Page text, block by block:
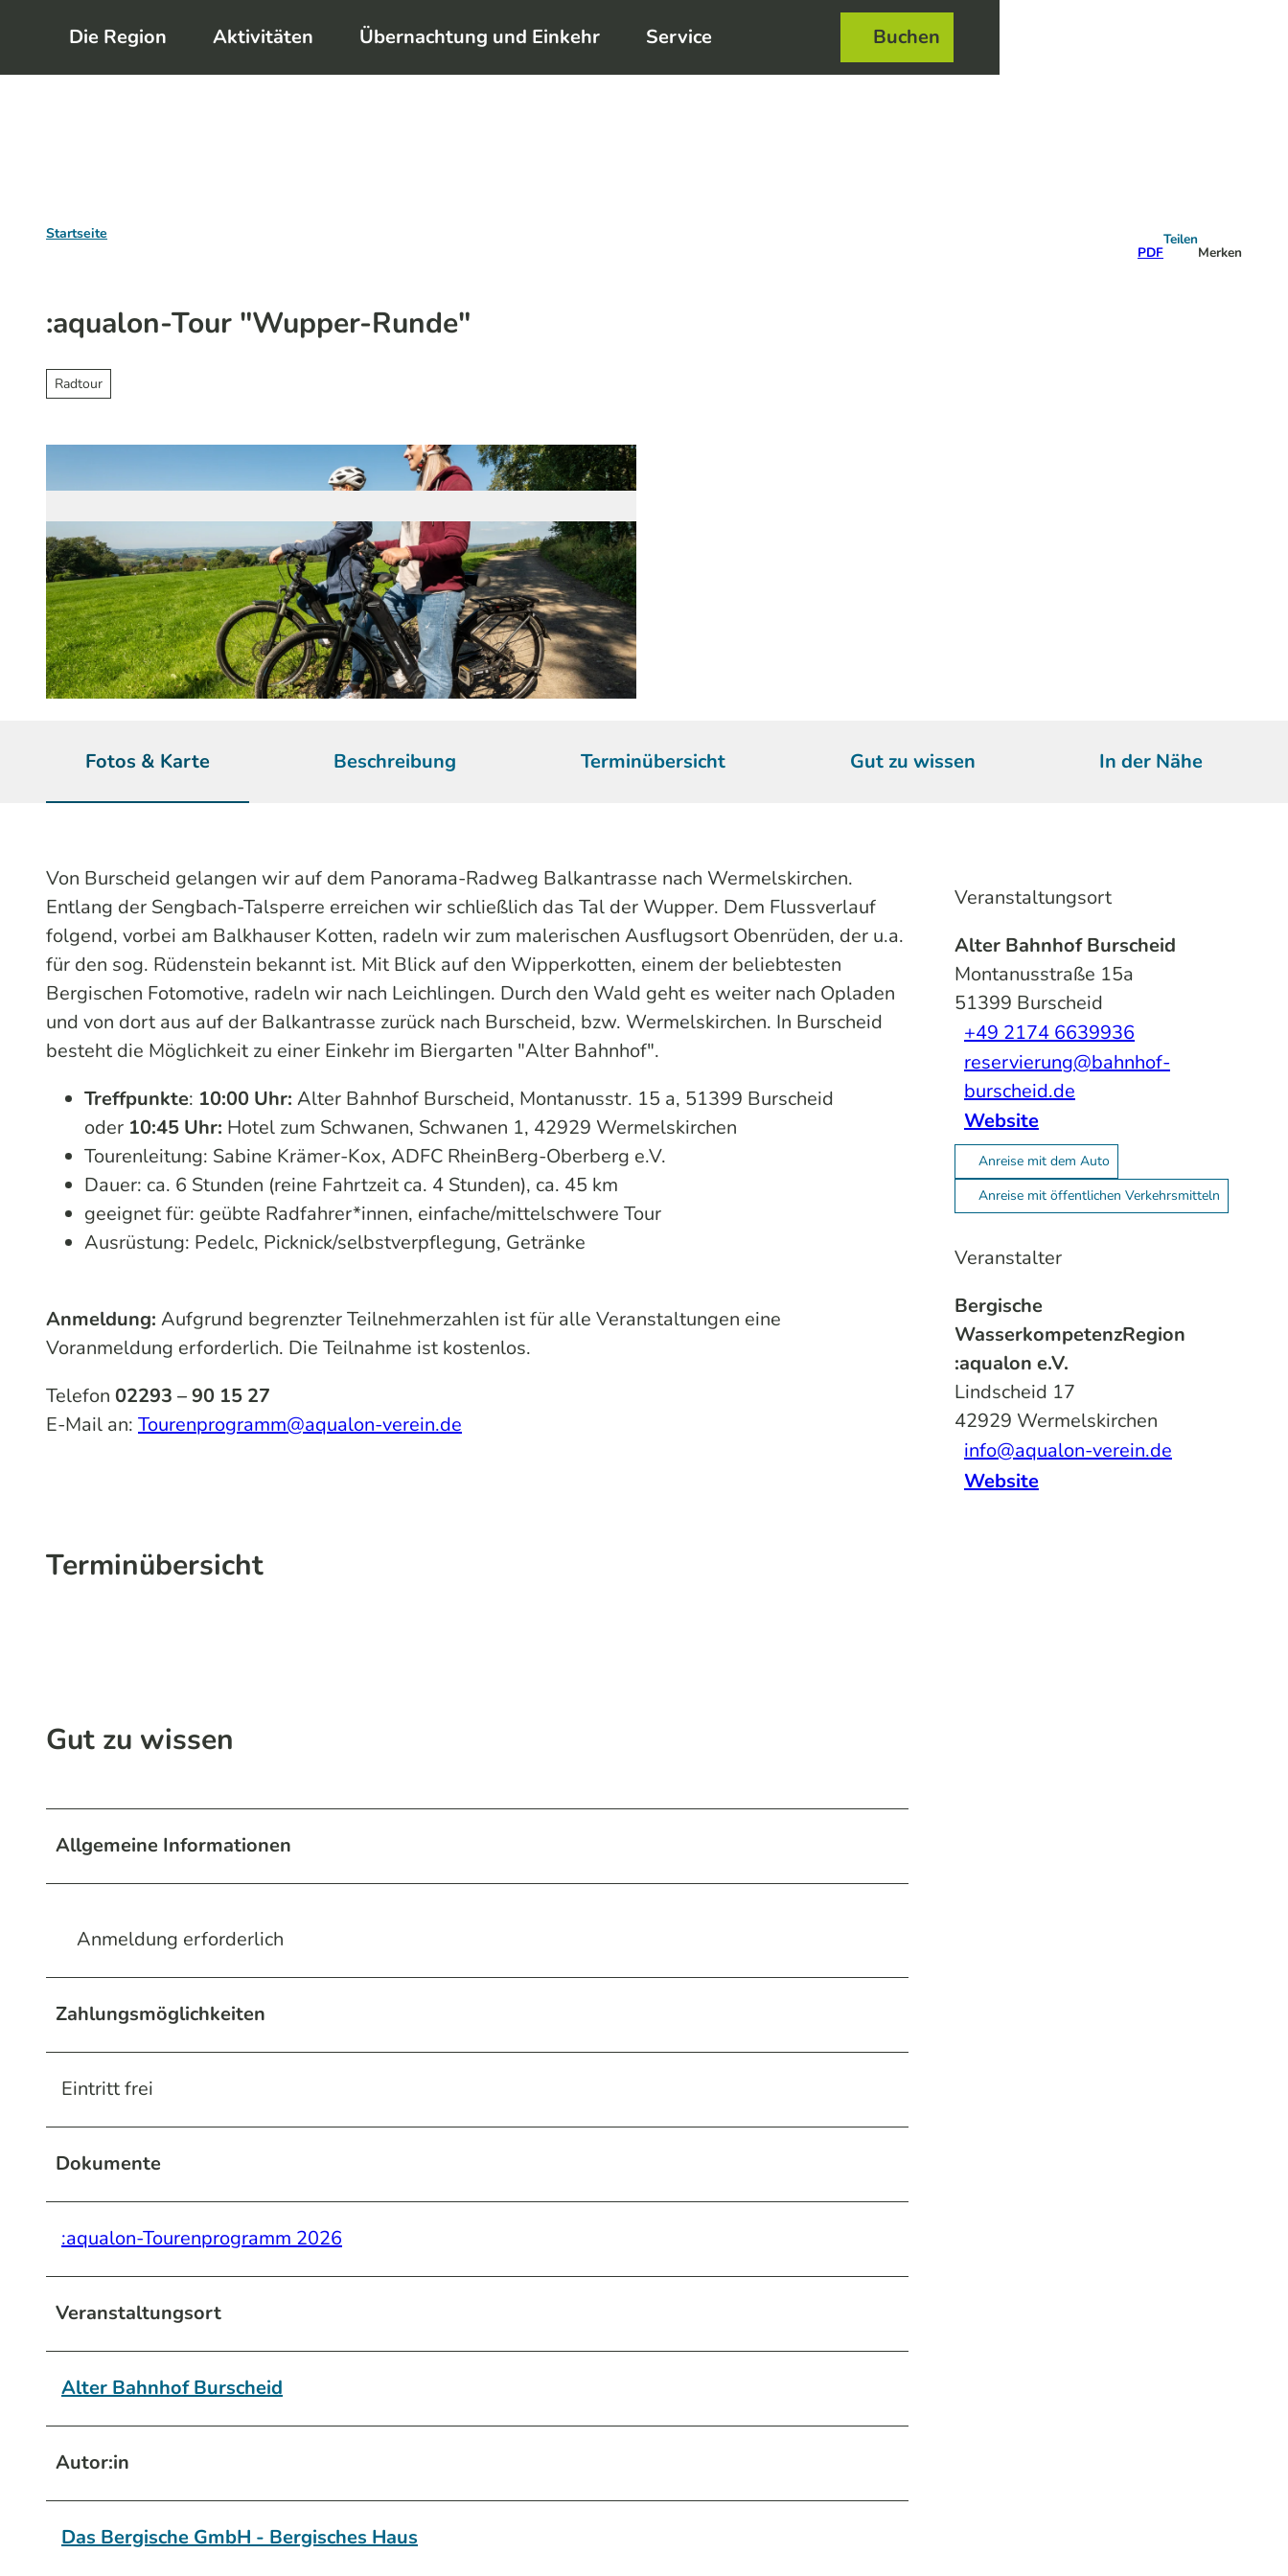
m
Die Region Aktivitäten Übernachtung und Einkehr Service Buchen
Startseite
PDF
Teilen
Merken
:aqualon-Tour "Wupper-Runde"
Radtour
Fotos & Karte Beschreibung Terminübersicht Gut zu wissen In der Nähe
Von Burscheid gelangen wir auf dem Panorama-Radweg Balkantrasse nach Wermelskirchen.
Entlang der Sengbach-Talsperre erreichen wir schließlich das Tal der Wupper. Dem Flussverlauf
folgend, vorbei am Balkhauser Kotten, radeln wir zum malerischen Ausflugsort Obenrüden, der u.a.
für den sog. Rüdenstein bekannt ist. Mit Blick auf den Wipperkotten, einem der beliebtesten
Bergischen Fotomotive, radeln wir nach Leichlingen. Durch den Wald geht es weiter nach Opladen
und von dort aus auf der Balkantrasse zurück nach Burscheid, bzw. Wermelskirchen. In Burscheid
besteht die Möglichkeit zu einer Einkehr im Biergarten "Alter Bahnhof".
Treffpunkte: 10:00 Uhr: Alter Bahnhof Burscheid, Montanusstr. 15 a, 51399 Burscheid
oder 10:45 Uhr: Hotel zum Schwanen, Schwanen 1, 42929 Wermelskirchen
Tourenleitung: Sabine Krämer-Kox, ADFC RheinBerg-Oberberg e.V.
Dauer: ca. 6 Stunden (reine Fahrtzeit ca. 4 Stunden), ca. 45 km
geeignet für: geübte Radfahrer*innen, einfache/mittelschwere Tour
Ausrüstung: Pedelc, Picknick/selbstverpflegung, Getränke
Anmeldung: Aufgrund begrenzter Teilnehmerzahlen ist für alle Veranstaltungen eine
Voranmeldung erforderlich. Die Teilnahme ist kostenlos.
Telefon 02293 – 90 15 27
E-Mail an: Tourenprogramm@aqualon-verein.de
Terminübersicht
Gut zu wissen
Allgemeine Informationen
Anmeldung erforderlich
Zahlungsmöglichkeiten
Eintritt frei
Dokumente
:aqualon-Tourenprogramm 2026
Veranstaltungsort
Alter Bahnhof Burscheid
Autor:in
Das Bergische GmbH - Bergisches Haus
Veranstaltungsort
Alter Bahnhof Burscheid
Montanusstraße 15a
51399 Burscheid
+49 2174 6639936
reservierung@bahnhof-
burscheid.de
Website
Anreise mit dem Auto
Anreise mit öffentlichen Verkehrsmitteln
Veranstalter
Bergische
WasserkompetenzRegion
:aqualon e.V.
Lindscheid 17
42929 Wermelskirchen
info@aqualon-verein.de
Website